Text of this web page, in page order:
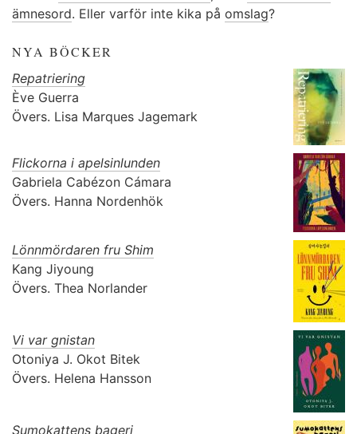
ämnesord. Eller varför inte kika på omslag?
NYA BÖCKER
Repatriering
Ève Guerra
Övers. Lisa Marques Jagemark
Flickorna i apelsinlunden
Gabriela Cabézon Cámara
Övers. Hanna Nordenhök
Lönnmördaren fru Shim
Kang Jiyoung
Övers. Thea Norlander
Vi var gnistan
Otoniya J. Okot Bitek
Övers. Helena Hansson
Sumokattens bageri